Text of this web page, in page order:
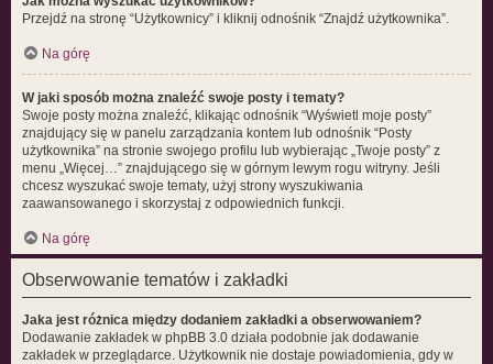
Przejdź na stronę “Użytkownicy” i kliknij odnośnik “Znajdź użytkownika”.
Na górę
W jaki sposób można znaleźć swoje posty i tematy?
Swoje posty można znaleźć, klikając odnośnik “Wyświetl moje posty”
znajdujący się w panelu zarządzania kontem lub odnośnik “Posty
użytkownika” na stronie swojego profilu lub wybierając „Twoje posty” z
menu „Więcej…” znajdującego się w górnym lewym rogu witryny. Jeśli
chcesz wyszukać swoje tematy, użyj strony wyszukiwania
zaawansowanego i skorzystaj z odpowiednich funkcji.
Na górę
Obserwowanie tematów i zakładki
Jaka jest różnica między dodaniem zakładki a obserwowaniem?
Dodawanie zakładek w phpBB 3.0 działa podobnie jak dodawanie
zakładek w przeglądarce. Użytkownik nie dostaje powiadomienia, gdy w